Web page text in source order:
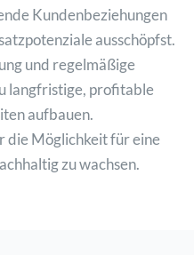
Kundenbeziehungen
ausschöpfst.
und regelmäßige
langfristige, profitable
aufbauen.
die Möglichkeit für eine
zu wachsen.